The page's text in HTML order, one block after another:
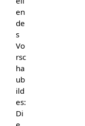
en
de
s
Vo
rsc
ha
ub
ild
es:
Di